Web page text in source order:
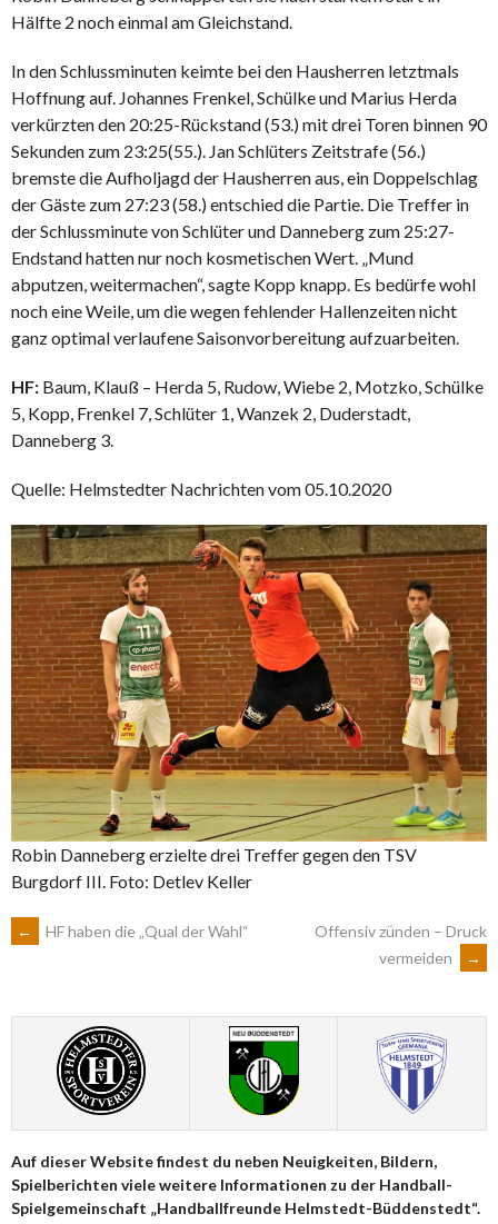
Hälfte 2 noch einmal am Gleichstand.
In den Schlussminuten keimte bei den Hausherren letztmals
Hoffnung auf. Johannes Frenkel, Schülke und Marius Herda
verkürzten den 20:25-Rückstand (53.) mit drei Toren binnen 90
Sekunden zum 23:25(55.). Jan Schlüters Zeitstrafe (56.)
bremste die Aufholjagd der Hausherren aus, ein Doppelschlag
der Gäste zum 27:23 (58.) entschied die Partie. Die Treffer in
der Schlussminute von Schlüter und Danneberg zum 25:27-
Endstand hatten nur noch kosmetischen Wert. „Mund
abputzen, weitermachen“, sagte Kopp knapp. Es bedürfe wohl
noch eine Weile, um die wegen fehlender Hallenzeiten nicht
ganz optimal verlaufene Saisonvorbereitung aufzuarbeiten.
HF: Baum, Klauß – Herda 5, Rudow, Wiebe 2, Motzko, Schülke
5, Kopp, Frenkel 7, Schlüter 1, Wanzek 2, Duderstadt,
Danneberg 3.
Quelle: Helmstedter Nachrichten vom 05.10.2020
Robin Danneberg erzielte drei Treffer gegen den TSV
Burgdorf III. Foto: Detlev Keller
ARTIKEL-
NAVIGATION
← HF haben die „Qual der Wahl“
Offensiv zünden – Druck
vermeiden
→
Auf dieser Website findest du neben Neuigkeiten, Bildern,
Spielberichten viele weitere Informationen zu der Handball-
Spielgemeinschaft „Handballfreunde Helmstedt-Büddenstedt“.